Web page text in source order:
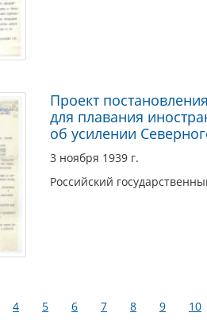
Проект
для плавания
об усилении
3 ноября 1939 г.
Российский
4 5 6 7 8 9 10